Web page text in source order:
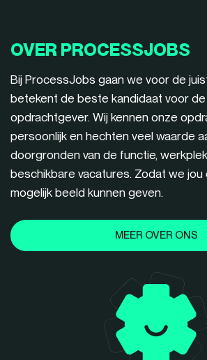
OVER PROCESSJOBS
Bij ProcessJobs gaan we voor de
betekent de beste kandidaat voor
opdrachtgever. Wij kennen onze
persoonlijk en hechten veel waarde
doorgronden van de functie,
beschikbare vacatures. Zodat we jou
mogelijk beeld kunnen geven.
MEER OVER ONS